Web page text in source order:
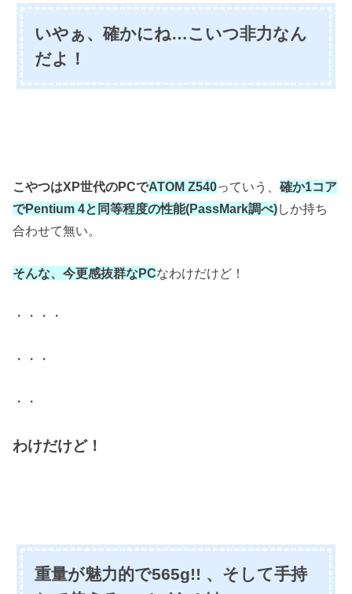
いやぁ、確かにね…こいつ非力なん
だよ！
こやつはXP世代のPCでATOM Z540っていう、確か1コア
でPentium 4と同等程度の性能(PassMark調べ)しか持ち
合わせて無い。
そんな、今更感抜群なPCなわけだけど！
・・・・
・・・
・・
わけだけど！
重量が魅力的で565g!! 、そして手持